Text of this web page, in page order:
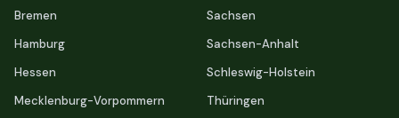
Bremen
Hamburg
Hessen
Mecklenburg-Vorpommern
Sachsen
Sachsen-Anhalt
Schleswig-Holstein
Thüringen